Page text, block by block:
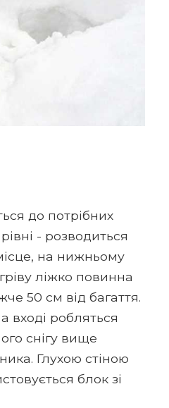
до потрібних
- розводиться
на нижньому
ліжко повинна
50 см від багаття.
вході робляться
снігу вище
Глухою стіною
блок зі